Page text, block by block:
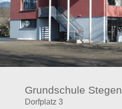
Grundschule Stegen
Dorfplatz 3